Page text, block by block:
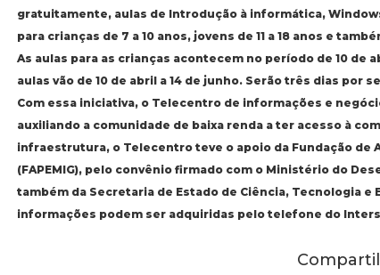
gratuitamente, aulas de Introdução à informática,
para crianças de 7 a 10 anos, jovens de 11 a 18 anos e
As aulas para as crianças acontecem no período de 10 de
aulas vão de 10 de abril a 14 de junho. Serão três dias por
Com essa iniciativa, o Telecentro de informações e
auxiliando a comunidade de baixa renda a ter acesso à
infraestrutura, o Telecentro teve o apoio da Fundação de
(FAPEMIG), pelo convênio firmado com o Ministério do
também da Secretaria de Estado de Ciência, Tecnologia e
informações podem ser adquiridas pelo telefone do